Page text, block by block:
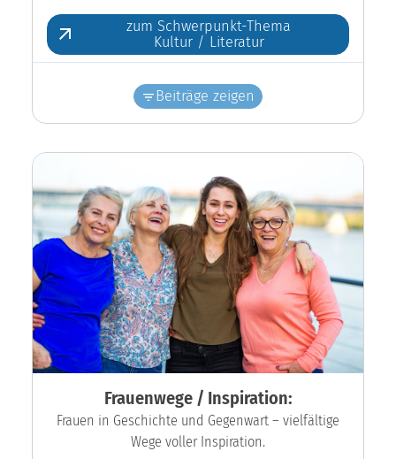
zum Schwerpunkt-Thema
Kultur / Literatur
Beiträge zeigen
Frauenwege / Inspiration:
Frauen in Geschichte und Gegenwart – vielfältige
Wege voller Inspiration.